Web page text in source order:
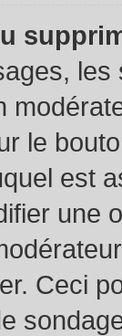
le
est
une
Ceci